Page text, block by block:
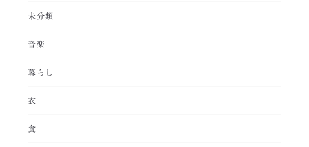
未分類
音楽
暮らし
衣
食